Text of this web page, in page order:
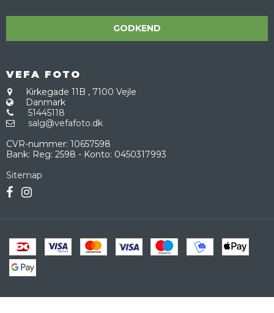
GODKEND
VEFA FOTO
Kirkegade 11B , 7100 Vejle
Danmark
51445118
salg@vefafoto.dk
CVR-nummer: 10657598
Bank: Reg: 2598 - Konto: 0450317993
Sitemap